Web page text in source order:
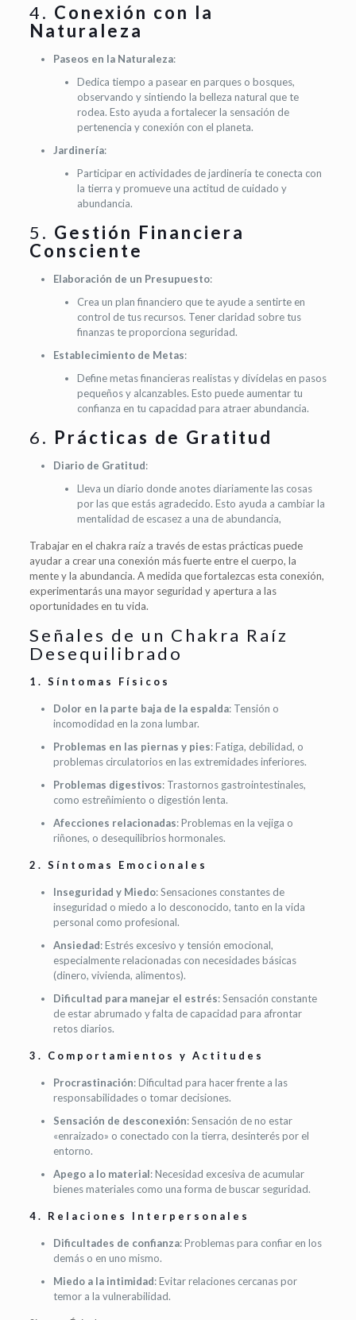
4. Conexión con la
Naturaleza
Paseos en la Naturaleza:
Dedica tiempo a pasear en parques o bosques,
observando y sintiendo la belleza natural que te
rodea. Esto ayuda a fortalecer la sensación de
pertenencia y conexión con el planeta.
Jardinería:
Participar en actividades de jardinería te conecta con
la tierra y promueve una actitud de cuidado y
abundancia.
5. Gestión Financiera
Consciente
Elaboración de un Presupuesto:
Crea un plan financiero que te ayude a sentirte en
control de tus recursos. Tener claridad sobre tus
finanzas te proporciona seguridad.
Establecimiento de Metas:
Define metas financieras realistas y divídelas en pasos
pequeños y alcanzables. Esto puede aumentar tu
confianza en tu capacidad para atraer abundancia.
6. Prácticas de Gratitud
Diario de Gratitud:
Lleva un diario donde anotes diariamente las cosas
por las que estás agradecido. Esto ayuda a cambiar la
mentalidad de escasez a una de abundancia,
Trabajar en el chakra raíz a través de estas prácticas puede
ayudar a crear una conexión más fuerte entre el cuerpo, la
mente y la abundancia. A medida que fortalezcas esta conexión,
experimentarás una mayor seguridad y apertura a las
oportunidades en tu vida.
Señales de un Chakra Raíz
Desequilibrado
1. Síntomas Físicos
Dolor en la parte baja de la espalda: Tensión o
incomodidad en la zona lumbar.
Problemas en las piernas y pies: Fatiga, debilidad, o
problemas circulatorios en las extremidades inferiores.
Problemas digestivos: Trastornos gastrointestinales,
como estreñimiento o digestión lenta.
Afecciones relacionadas: Problemas en la vejiga o
riñones, o desequilibrios hormonales.
2. Síntomas Emocionales
Inseguridad y Miedo: Sensaciones constantes de
inseguridad o miedo a lo desconocido, tanto en la vida
personal como profesional.
Ansiedad: Estrés excesivo y tensión emocional,
especialmente relacionadas con necesidades básicas
(dinero, vivienda, alimentos).
Dificultad para manejar el estrés: Sensación constante
de estar abrumado y falta de capacidad para afrontar
retos diarios.
3. Comportamientos y Actitudes
Procrastinación: Dificultad para hacer frente a las
responsabilidades o tomar decisiones.
Sensación de desconexión: Sensación de no estar
«enraizado» o conectado con la tierra, desinterés por el
entorno.
Apego a lo material: Necesidad excesiva de acumular
bienes materiales como una forma de buscar seguridad.
4. Relaciones Interpersonales
Dificultades de confianza: Problemas para confiar en los
demás o en uno mismo.
Miedo a la intimidad: Evitar relaciones cercanas por
temor a la vulnerabilidad.